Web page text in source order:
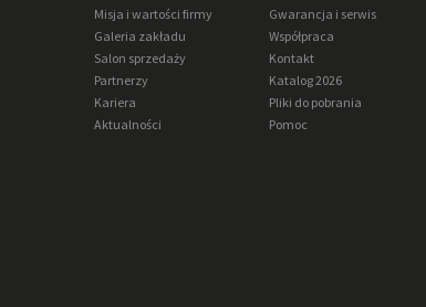
Misja i wartości firmy
Galeria zakładu
Salon sprzedaży
Partnerzy
Kariera
Aktualności
Gwarancja i serwis
Współpraca
Kontakt
Katalog 2026
Pliki do pobrania
Pomoc